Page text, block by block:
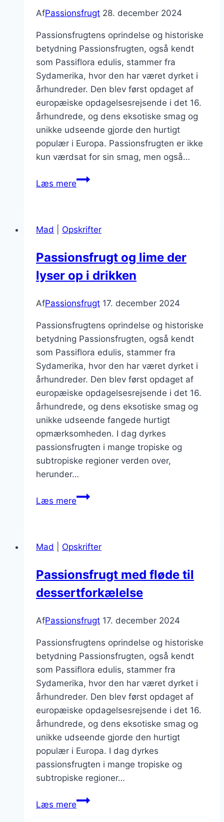
AfPassionsfrugt 28. december 2024
Passionsfrugtens oprindelse og historiske
betydning Passionsfrugten, også kendt
som Passiflora edulis, stammer fra
Sydamerika, hvor den har været dyrket i
århundreder. Den blev først opdaget af
europæiske opdagelsesrejsende i det 16.
århundrede, og dens eksotiske smag og
unikke udseende gjorde den hurtigt
populær i Europa. Passionsfrugten er ikke
kun værdsat for sin smag, men også…
Læs merePassionsfrugt
Mad
Opskrifter
Passionsfrugt og lime der
lyser op i drikken
AfPassionsfrugt 17. december 2024
Passionsfrugtens oprindelse og historiske
betydning Passionsfrugten, også kendt
som Passiflora edulis, stammer fra
Sydamerika, hvor den har været dyrket i
århundreder. Den blev først opdaget af
europæiske opdagelsesrejsende i det 16.
århundrede, og dens eksotiske smag og
unikke udseende fangede hurtigt
opmærksomheden. I dag dyrkes
passionsfrugten i mange tropiske og
subtropiske regioner verden over,
herunder…
Læs merePassionsfrugt
lyser
i
drikken
Mad Opskrifter
Passionsfrugt med fløde til
dessertforkælelse
AfPassionsfrugt 17. december 2024
Passionsfrugtens oprindelse og historiske
betydning Passionsfrugten, også kendt
som Passiflora edulis, stammer fra
Sydamerika, hvor den har været dyrket i
århundreder. Den blev først opdaget af
europæiske opdagelsesrejsende i det 16.
århundrede, og dens eksotiske smag og
unikke udseende gjorde den hurtigt
populær i Europa. I dag dyrkes
passionsfrugten i mange tropiske og
subtropiske regioner…
Læs merePassionsfrugt